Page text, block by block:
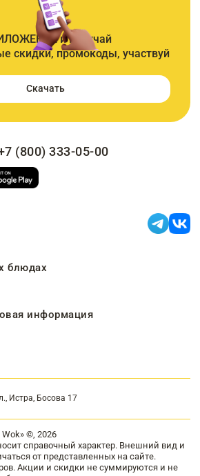
и получай
скидки, промокоды, участвуй
Скачать
(800) 333-05-00
блюдах
информация
Истра, Босова 17
©, 2026
справочный характер. Внешний вид и
от представленных на сайте.
Акции и скидки не суммируются и не